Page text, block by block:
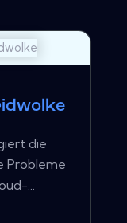
die
Probleme
...